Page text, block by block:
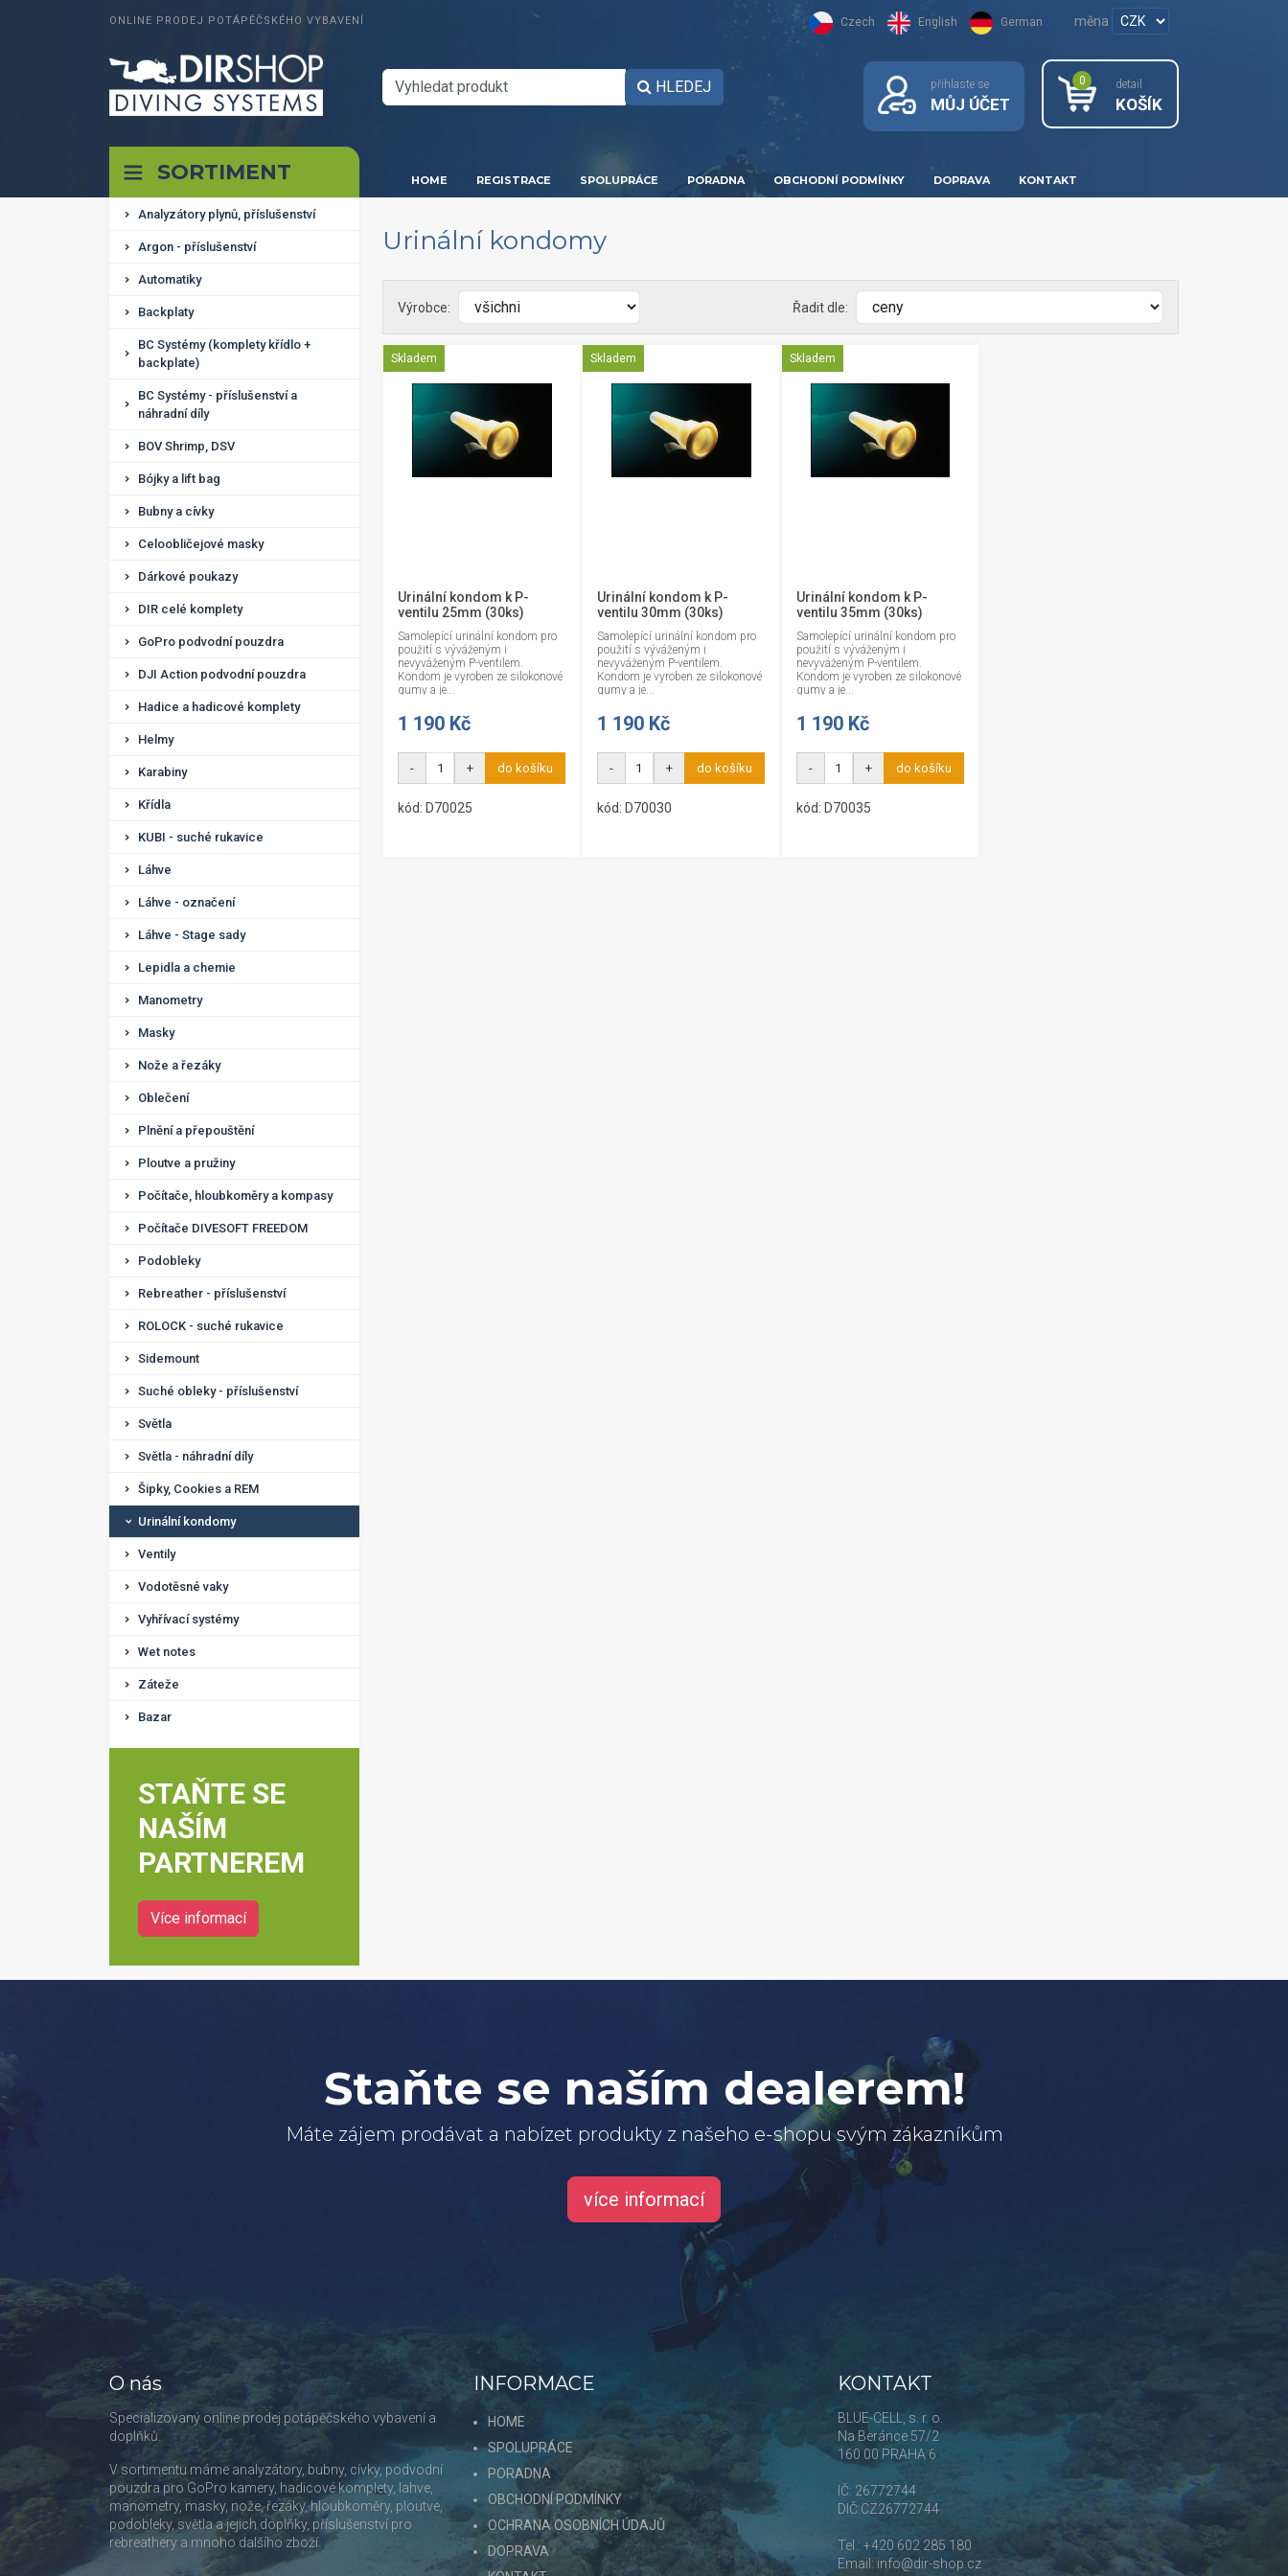
ONLINE PRODEJ POTÁPĚČSKÉHO VYBAVENÍ Czech English German měna
HLEDEJ přihlaste se
MŮJ ÚČET
0 detail
KOŠÍK
SORTIMENT HOME REGISTRACE SPOLUPRÁCE PORADNA OBCHODNÍ PODMÍNKY DOPRAVA KONTAKT
Analyzátory plynů, příslušenství
Argon - příslušenství
Automatiky
Backplaty
BC Systémy (komplety křídlo +
backplate)
BC Systémy - příslušenství a
náhradní díly
BOV Shrimp, DSV
Bójky a lift bag
Bubny a cívky
Celoobličejové masky
Dárkové poukazy
DIR celé komplety
GoPro podvodní pouzdra
DJI Action podvodní pouzdra
Hadice a hadicové komplety
Helmy
Karabiny
Křídla
KUBI - suché rukavice
Láhve
Láhve - označení
Láhve - Stage sady
Lepidla a chemie
Manometry
Masky
Nože a řezáky
Oblečení
Plnění a přepouštění
Ploutve a pružiny
Počítače, hloubkoměry a kompasy
Počítače DIVESOFT FREEDOM
Podobleky
Rebreather - příslušenství
ROLOCK - suché rukavice
Sidemount
Suché obleky - příslušenství
Světla
Světla - náhradní díly
Šipky, Cookies a REM
Urinální kondomy
Ventily
Vodotěsné vaky
Vyhřívací systémy
Wet notes
Záteže
Bazar
STAŇTE SE
NAŠÍM
PARTNEREM
Více informací
Urinální kondomy
Výrobce: Řadit dle:
Skladem
Urinální kondom k P-
ventilu 25mm (30ks)
Samolepící urinální kondom pro
použití s výváženým i
nevyváženým P-ventilem.
Kondom je vyroben ze silokonové
gumy a je...
1 190 Kč
- + do košíku
kód: D70025
Skladem
Urinální kondom k P-
ventilu 30mm (30ks)
Samolepící urinální kondom pro
použití s výváženým i
nevyváženým P-ventilem.
Kondom je vyroben ze silokonové
gumy a je...
1 190 Kč
- + do košíku
kód: D70030
Skladem
Urinální kondom k P-
ventilu 35mm (30ks)
Samolepící urinální kondom pro
použití s výváženým i
nevyváženým P-ventilem.
Kondom je vyroben ze silokonové
gumy a je...
1 190 Kč
- + do košíku
kód: D70035
Staňte se naším dealerem!
Máte zájem prodávat a nabízet produkty z našeho e-shopu svým zákazníkům
více informací
O nás
Specializovaný online prodej potápěčského vybavení a
doplňků.
V sortimentu máme analyzátory, bubny, cívky, podvodní
pouzdra pro GoPro kamery, hadicové komplety, lahve,
manometry, masky, nože, řezáky, hloubkoměry, ploutve,
podobleky, světla a jejich doplňky, příslušenství pro
rebreathery a mnoho dalšího zboží.
INFORMACE
HOME
SPOLUPRÁCE
PORADNA
OBCHODNÍ PODMÍNKY
OCHRANA OSOBNÍCH ÚDAJŮ
DOPRAVA
KONTAKT
BLUE-CELL, s. r. o.
Na Beránce 57/2
160 00 PRAHA 6
IČ: 26772744
DIČ:CZ26772744
Tel.: +420 602 285 180
Email: info@dir-shop.cz